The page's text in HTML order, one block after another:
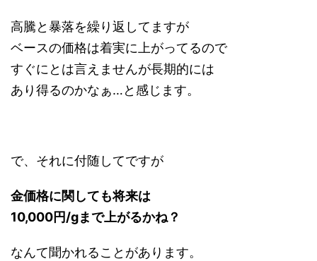
高騰と暴落を繰り返してますが
ベースの価格は着実に上がってるので
すぐにとは言えませんが長期的には
あり得るのかなぁ…と感じます。
で、それに付随してですが
金価格に関しても将来は
10,000円/gまで上がるかね？
なんて聞かれることがあります。